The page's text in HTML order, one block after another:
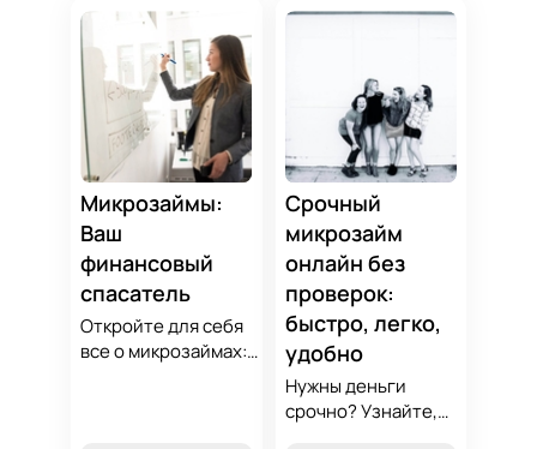
вариант для ваших
нужд. Откройте
экспертные
стратегии
погашения и
сделайте
осознанный выбор,
который
поддержит вашу
финансовую
стабильность.
избежанию
финансово
грамотным с нами!
Микрозаймы:
Ваш
финансовый
спасатель
Откройте для себя
все о микрозаймах:
Срочный
микрозайм
онлайн без
проверок:
быстро, легко,
удобно
Нужны деньги
срочно? Узнайте,